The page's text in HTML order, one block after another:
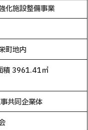
化施設整備事業
町地内
3961.41㎡
共同企業体